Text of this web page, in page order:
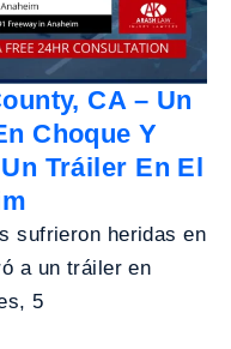
CA – Un
Choque Y
Tráiler En El
sufrieron heridas en
a un tráiler en
5